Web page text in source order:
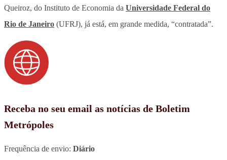
Queiroz, do Instituto de Economia da Universidade Federal do
Rio de Janeiro (UFRJ), já está, em grande medida, “contratada”.
Receba no seu email as notícias de Boletim
Metrópoles
Frequência de envio: Diário